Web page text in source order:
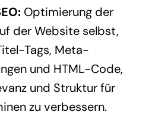
Optimierung der
der Website selbst,
Tags, Meta-
und HTML-Code,
und Struktur für
zu verbessern.